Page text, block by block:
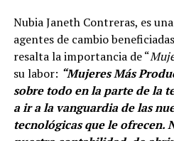
Nubia Janeth Contreras, es
agentes de cambio
resalta la importancia de “
su labor: “Mujeres Más
sobre todo en la parte de la
a ir a la vanguardia de las
tecnológicas que le ofrecen.